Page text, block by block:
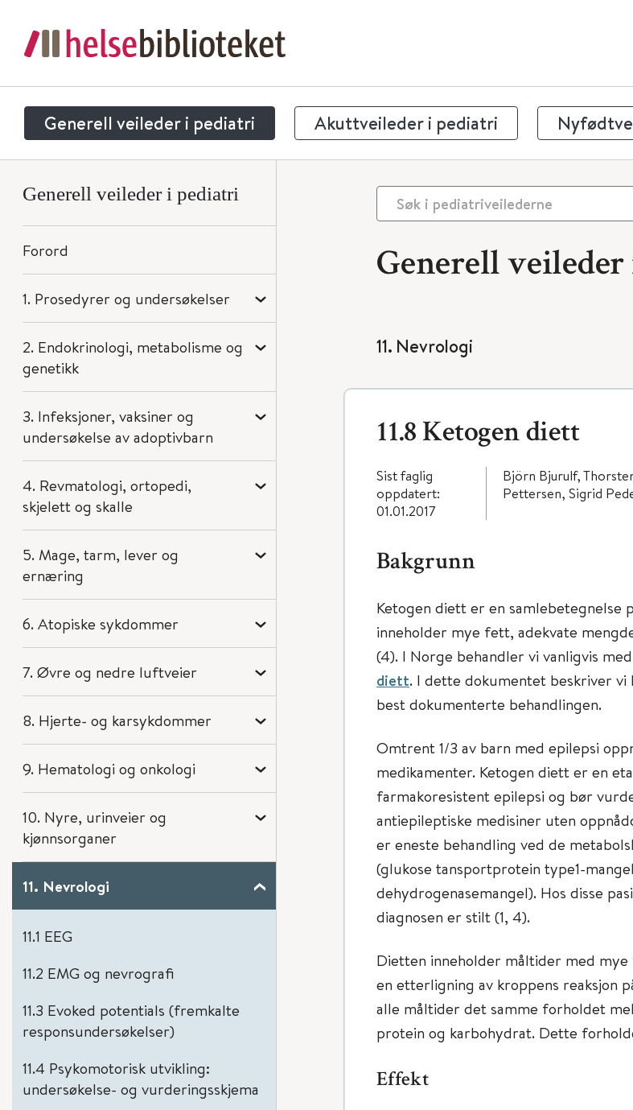
Generell veileder i pediatri Akuttveileder i pediatri
Generell veileder i pediatri
Forord
1. Prosedyrer og undersøkelser
2. Endokrinologi, metabolisme og
genetikk
3. Infeksjoner, vaksiner og
undersøkelse av adoptivbarn
4. Revmatologi, ortopedi,
skjelett og skalle
5. Mage, tarm, lever og
ernæring
6. Atopiske sykdommer
7. Øvre og nedre luftveier
8. Hjerte- og karsykdommer
9. Hematologi og onkologi
10. Nyre, urinveier og
kjønnsorganer
11. Nevrologi
11.1 EEG
11.2 EMG og nevrografi
11.3 Evoked potentials (fremkalte
responsundersøkelser)
11.4 Psykomotorisk utvikling:
undersøkelse- og vurderingsskjema
Generell
11. Nevrologi
11.8 Ketogen diett
Sist faglig
oppdatert:
01.01.2017
Björn Bjurulf,
Pettersen, Sigrid
Bakgrunn
Ketogen diett er en
inneholder mye fett, adekvate
(4). I Norge behandler vi vanligvis med
diett. I dette dokumentet beskriver vi
best dokumenterte behandlingen.
Omtrent 1/3 av barn med epilepsi
medikamenter. Ketogen diett er en
farmakoresistent epilepsi og bør
antiepileptiske medisiner uten
er eneste behandling ved de
(glukose tansportprotein type1-
dehydrogenasemangel). Hos disse
diagnosen er stilt (1, 4).
Dietten inneholder måltider med
en etterligning av kroppens reaksjon
alle måltider det samme forholdet
protein og karbohydrat. Dette
Effekt